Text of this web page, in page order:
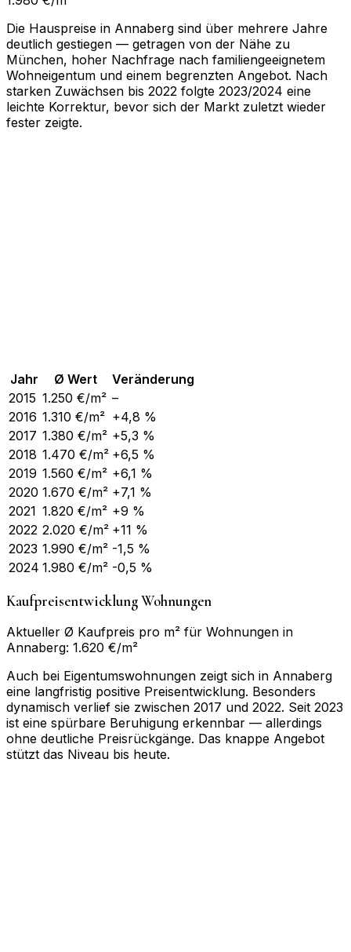
Die Hauspreise in Annaberg sind über mehrere Jahre
deutlich gestiegen — getragen von der Nähe zu
München, hoher Nachfrage nach familiengeeignetem
Wohneigentum und einem begrenzten Angebot. Nach
starken Zuwächsen bis 2022 folgte 2023/2024 eine
leichte Korrektur, bevor sich der Markt zuletzt wieder
fester zeigte.
Jahr Ø Wert
Veränderung
2015 1.250 €/m² –
2016 1.310 €/m² +4,8 %
2017 1.380 €/m² +5,3 %
2018 1.470 €/m² +6,5 %
2019 1.560 €/m² +6,1 %
2020 1.670 €/m² +7,1 %
2021 1.820 €/m² +9 %
2022 2.020 €/m² +11 %
2023 1.990 €/m² -1,5 %
2024 1.980 €/m² -0,5 %
Kaufpreisentwicklung Wohnungen
Aktueller Ø Kaufpreis pro m² für Wohnungen in
Annaberg: 1.620 €/m²
Auch bei Eigentumswohnungen zeigt sich in Annaberg
eine langfristig positive Preisentwicklung. Besonders
dynamisch verlief sie zwischen 2017 und 2022. Seit 2023
ist eine spürbare Beruhigung erkennbar — allerdings
ohne deutliche Preisrückgänge. Das knappe Angebot
stützt das Niveau bis heute.